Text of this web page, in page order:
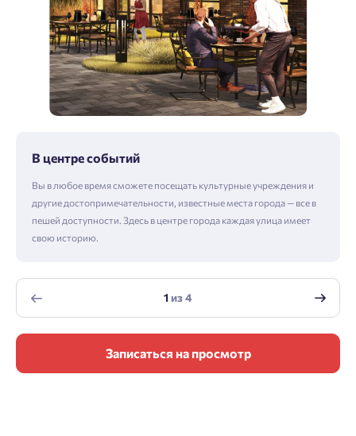
В центре событий
Вы в любое время сможете посещать культурные учреждения и
другие достопримечательности, известные места города — все в
пешей доступности. Здесь в центре города каждая улица имеет
свою историю.
1из4
Записаться на просмотр